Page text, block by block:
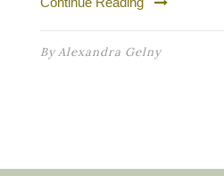
ByAlexandra Gelny